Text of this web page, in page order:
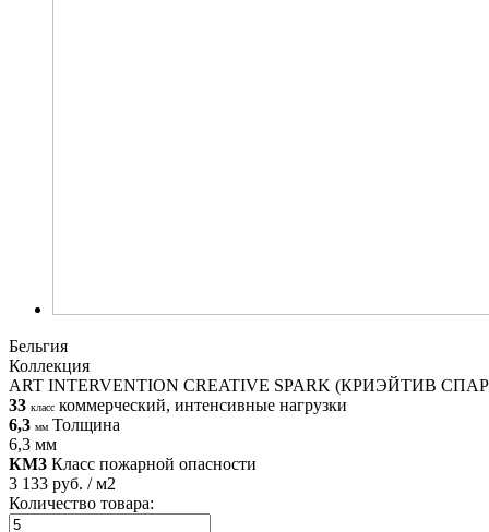
Бельгия
Коллекция
ART INTERVENTION CREATIVE SPARK (КРИЭЙТИВ
33 класс коммерческий, интенсивные нагрузки
6,3 мм Толщина
6,3 мм
КМ3 Класс пожарной опасности
3 133 руб. / м2
Количество товара: